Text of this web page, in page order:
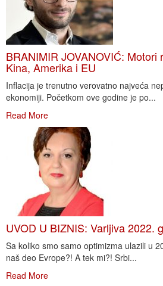
BRANIMIR JOVANOVIĆ: Motori
Kina, Amerika i EU
Inflacija je trenutno verovatno najveća
ekonomiji. Početkom ove godine je po...
Read More
UVOD U BIZNIS: Varljiva 2022.
Sa koliko smo samo optimizma ulazili u
naš deo Evrope?! A tek mi?! Srbi...
Read More